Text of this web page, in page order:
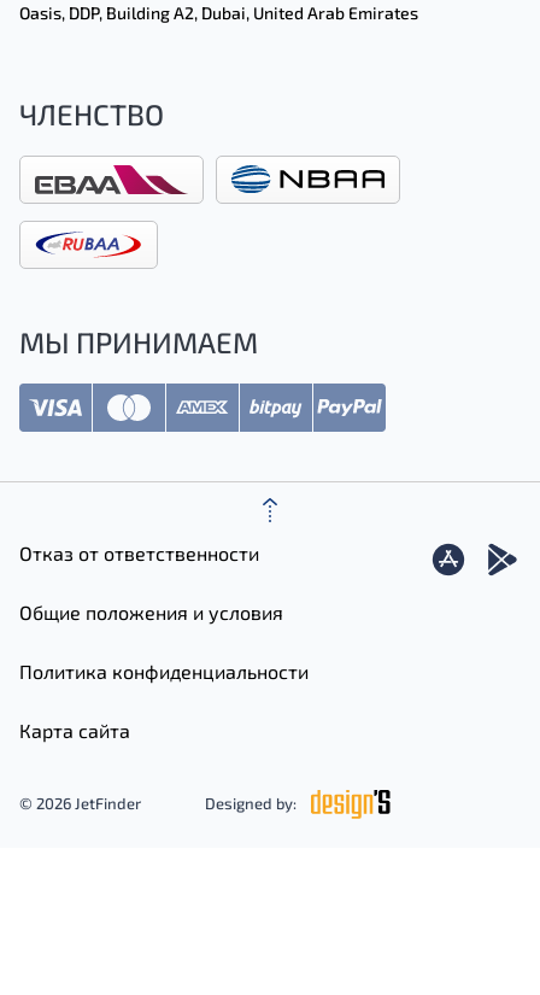
Oasis, DDP, Building A2, Dubai, United Arab Emirates
ЧЛЕНСТВО
МЫ ПРИНИМАЕМ
Отказ от ответственности
Общие положения и условия
Политика конфиденциальности
Карта сайта
© 2026 JetFinder Designed by: